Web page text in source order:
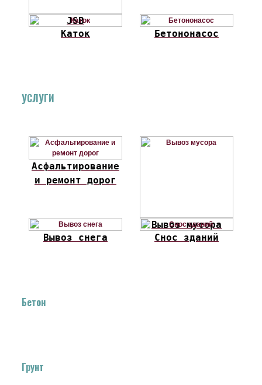
JSB
Каток
Бетононасос
УСЛУГИ
Асфальтирование
и ремонт дорог
Вывоз мусора
Вывоз снега
Снос зданий
Бетон
Грунт